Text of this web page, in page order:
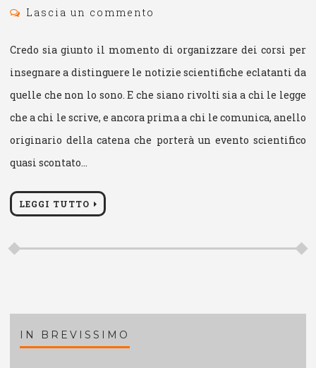
Lascia un commento
Credo sia giunto il momento di organizzare dei corsi per
insegnare a distinguere le notizie scientifiche eclatanti da
quelle che non lo sono. E che siano rivolti sia a chi le legge
che a chi le scrive, e ancora prima a chi le comunica, anello
originario della catena che porterà un evento scientifico
quasi scontato…
LEGGI TUTTO
IN BREVISSIMO